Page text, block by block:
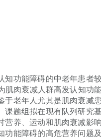
功能障碍的中老年患者
肉衰减人群高发认知功
老年人尤其是肌肉衰减
题组拟在现有队列研究
养、运动和肌肉衰减影
能障碍的高危营养问题